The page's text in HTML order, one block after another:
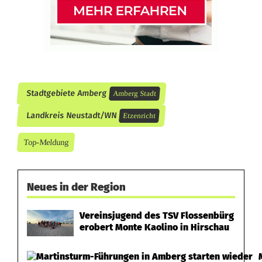
Stadtgebiete Amberg Amberg Stadt
Landkreis Neustadt/WN Etzenricht
Top-Meldung
Neues in der Region
Vereinsjugend des TSV Flossenbürg
erobert Monte Kaolino in Hirschau